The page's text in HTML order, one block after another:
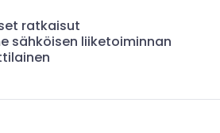
ratkaisut
sähköisen liiketoiminnan